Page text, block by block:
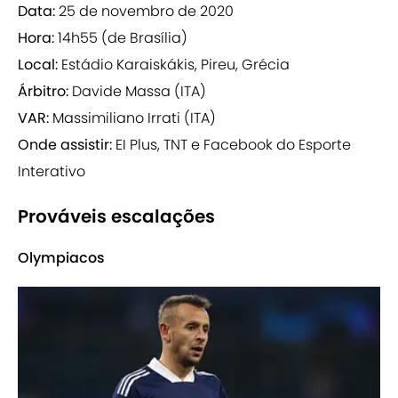
Data:25 de novembro de 2020
Hora:14h55 (de Brasília)
Local: Estádio Karaiskákis, Pireu, Grécia
Árbitro: Davide Massa (ITA)
VAR: Massimiliano Irrati (ITA)
Onde assistir: EI Plus, TNT e Facebook do Esporte
Interativo
Prováveis escalações
Olympiacos